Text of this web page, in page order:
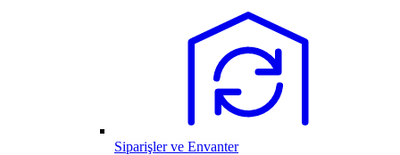
Siparişler ve Envanter